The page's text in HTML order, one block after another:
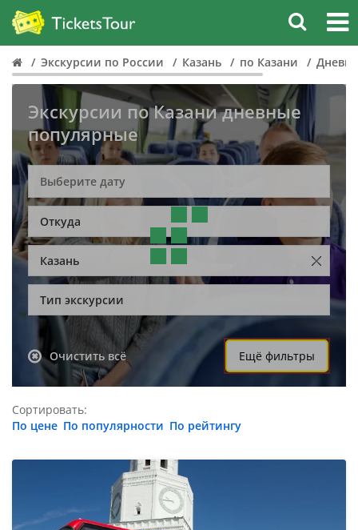
Экскурсии по России Казань по Казани
Экскурсии по Казани дневные
популярные
Откуда
Казань
Тип экскурсии
Очистить всё Ещё фильтры
Сортировать:
По цене По популярности По рейтингу